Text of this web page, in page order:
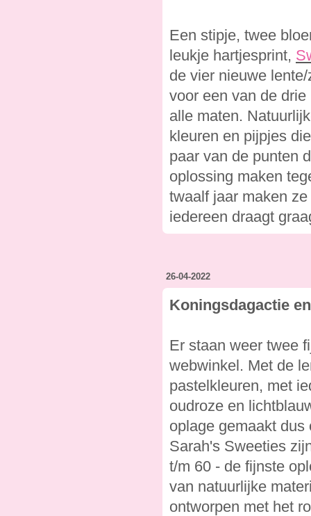
Een stipje, twee
leukje hartjesprint,
de vier nieuwe
voor een van de
alle maten.
kleuren en pijpjes
paar van de punten
oplossing maken
twaalf jaar maken
iedereen draagt
26-04-2022
Koningsdagactie
Er staan weer twee
webwinkel. Met de
pastelkleuren, met
oudroze en
oplage gemaakt dus
Sarah's Sweeties
t/m 60 - de fijnste
van natuurlijke
ontworpen met het